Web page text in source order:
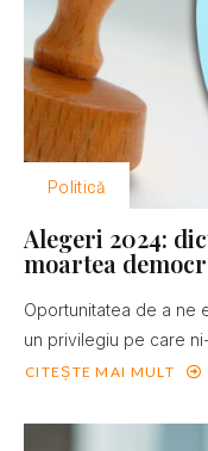
Politică
Alegeri 2024:
moartea
Oportunitatea de a ne
un privilegiu pe care
CITEȘTE MAI MULT